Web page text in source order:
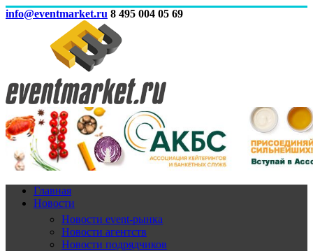
info@eventmarket.ru 8 495 004 05 69
Главная
Новости
Новости event-рынка
Новости агентств
Новости подрядчиков